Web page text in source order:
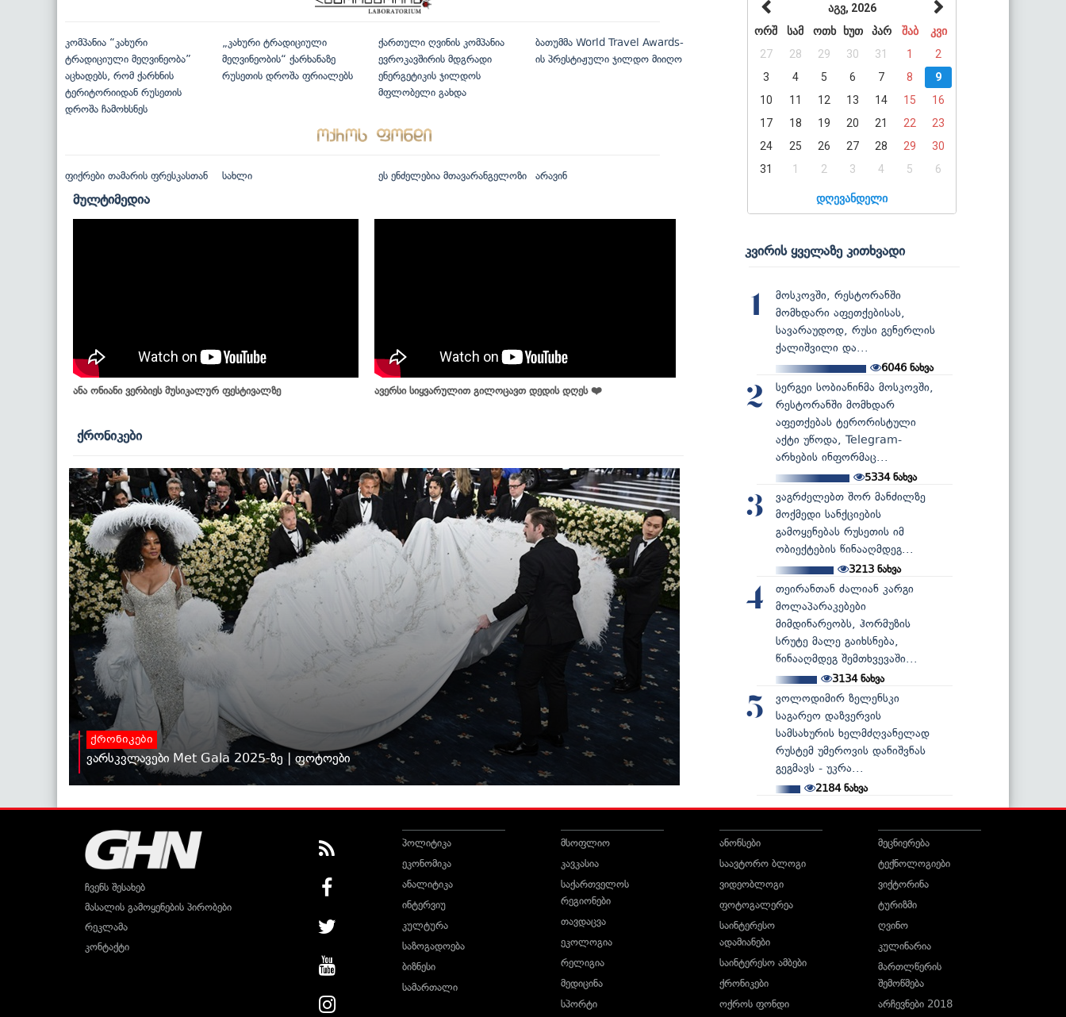
კომპანია “კახური
ტრადიციული მეღვინეობა”
აცხადებს, რომ ქარხნის
ტერიტორიიდან რუსეთის
დროშა ჩამოხსნეს
„კახური ტრადიციული
მეღვინეობის“ ქარხანაზე
რუსეთის დროშა ფრიალებს
ქართული ღვინის კომპანია
ევროკავშირის მდგრადი
ენერგეტიკის ჯილდოს
მფლობელი გახდა
ბათუმმა World Travel Awards-
ის პრესტიჟული ჯილდო მიიღო
ფიქრები თამარის ფრესკასთან სახლი ეს ენძელებია მთავარანგელოზი არავინ
მულტიმედია
ანა ონიანი ვერბიეს მუსიკალურ ფესტივალზე ავერსი სიყვარულით გილოცავთ დედის დღეს ❤️
ქრონიკები
ქრონიკები
ვარსკვლავები Met Gala 2025-ზე | ფოტოები
აგვ, 2026
ორშ
სამ ოთხ ხუთ პარ შაბ
კვი
27
28 29 30 31 1
2
3
4 5 6 7 8
9
10
11 12 13 14 15
16
17
18 19 20 21 22
23
24
25 26 27 28 29
30
31
1 2 3 4 5 6
დღევანდელი
კვირის ყველაზე კითხვადი
1
მოსკოვში, რესტორანში
მომხდარი აფეთქებისას,
სავარაუდოდ, რუსი გენერლის
ქალიშვილი და...
6046ნახვა
2
სერგეი სობიანინმა მოსკოვში,
რესტორანში მომხდარ
აფეთქებას ტერორისტული
აქტი უწოდა, Telegram-
არხების ინფორმაც...
5334ნახვა
3
ვაგრძელებთ შორ მანძილზე
მოქმედი სანქციების
გამოყენებას რუსეთის იმ
ობიექტების წინააღმდეგ...
3213ნახვა
4
თეირანთან ძალიან კარგი
მოლაპარაკებები
მიმდინარეობს, ჰორმუზის
სრუტე მალე გაიხსნება,
წინააღმდეგ შემთხვევაში...
3134ნახვა
5
ვოლოდიმირ ზელენსკი
საგარეო დაზვერვის
სამსახურის ხელმძღვანელად
რუსტემ უმეროვის დანიშვნას
გეგმავს - უკრა...
2184ნახვა
ჩვენს შესახებ
მასალის გამოყენების პირობები
რეკლამა
კონტაქტი
პოლიტიკა
ეკონომიკა
ანალიტიკა
ინტერვიუ
კულტურა
საზოგადოება
ბიზნესი
სამართალი
მსოფლიო
კავკასია
საქართველოს
რეგიონები
თავდაცვა
ეკოლოგია
რელიგია
მედიცინა
სპორტი
ანონსები
საავტორო ბლოგი
ვიდეობლოგი
ფოტოგალერეა
საინტერესო
ადამიანები
საინტერესო ამბები
ქრონიკები
ოქროს ფონდი
მეცნიერება
ტექნოლოგიები
ვიქტორინა
ტურიზმი
ღვინო
კულინარია
მართლწერის
შემოწმება
არჩევნები 2018